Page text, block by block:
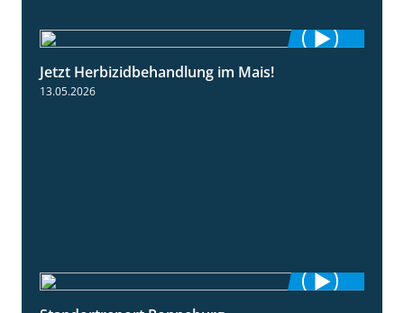
Jetzt Herbizidbehandlung im Mais!
13.05.2026